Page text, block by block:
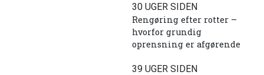
30 UGER SIDEN
Rengøring efter rotter –
hvorfor grundig
oprensning er afgørende
39 UGER SIDEN